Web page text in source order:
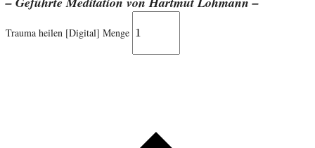
Trauma heilen [Digital] Menge